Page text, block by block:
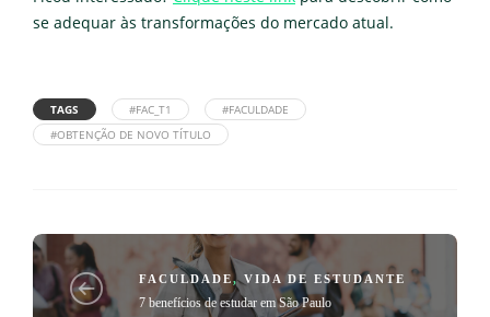
se adequar às transformações do mercado atual.
TAGS #FAC_T1
#FACULDADE
#OBTENÇÃO DE NOVO TÍTULO
FACULDADE, VIDA DE ESTUDANTE
7 benefícios de estudar em São Paulo